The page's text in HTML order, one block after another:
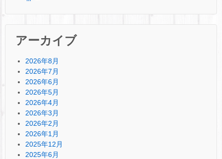
アーカイブ
2026年8月
2026年7月
2026年6月
2026年5月
2026年4月
2026年3月
2026年2月
2026年1月
2025年12月
2025年6月